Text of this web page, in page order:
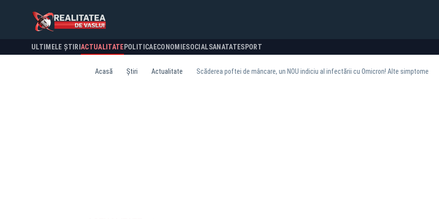
ULTIMELE ȘTIRI ACTUALITATE POLITICA ECONOMIESOCIALSANATATESPORT
Acasă Știri Actualitate Scăderea poftei de mâncare, un NOU indiciu al infectării cu Omicron! Alte simptome